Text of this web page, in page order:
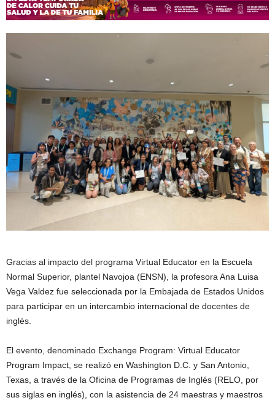
Gracias al impacto del programa Virtual Educator en la Escuela
Normal Superior, plantel Navojoa (ENSN), la profesora Ana Luisa
Vega Valdez fue seleccionada por la Embajada de Estados Unidos
para participar en un intercambio internacional de docentes de
inglés.
El evento, denominado Exchange Program: Virtual Educator
Program Impact, se realizó en Washington D.C. y San Antonio,
Texas, a través de la Oficina de Programas de Inglés (RELO, por
sus siglas en inglés), con la asistencia de 24 maestras y maestros